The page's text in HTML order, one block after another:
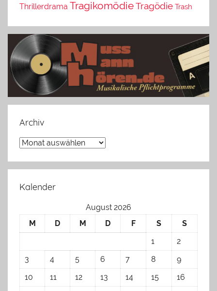
Thrillerdrama TragikomödieTragödie Trash
Archiv
Archiv
Kalender
August 2026
M
D M D F S
S
1
2
3
4 5 6 7 8
9
10
11 12 13 14 15
16